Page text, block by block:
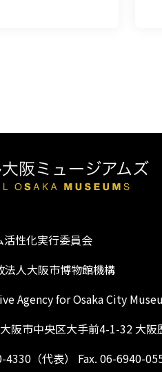
活性化実行委員会
法人大阪市博物館機構
Agency for Osaka City
阪市中央区大手前4-1-32 大阪
4330（代表） Fax. 06-6940-